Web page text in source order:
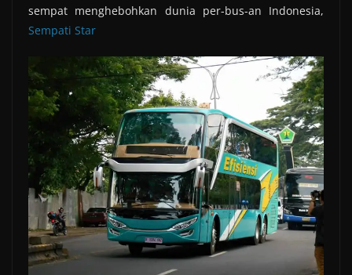
sempat menghebohkan dunia per-bus-an Indonesia,
Sempati Star